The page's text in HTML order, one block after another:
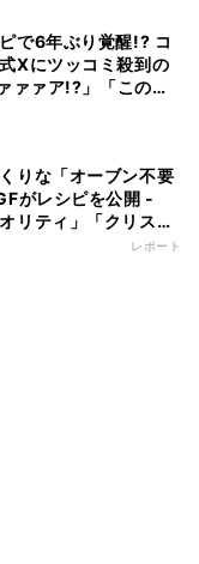
で6年ぶり覚醒!? コ
Xにツッコミ殺到の
た」
りな「オーブン不要
がレシピを公開 -
リティ」「クリスマ
てみる」
レポート